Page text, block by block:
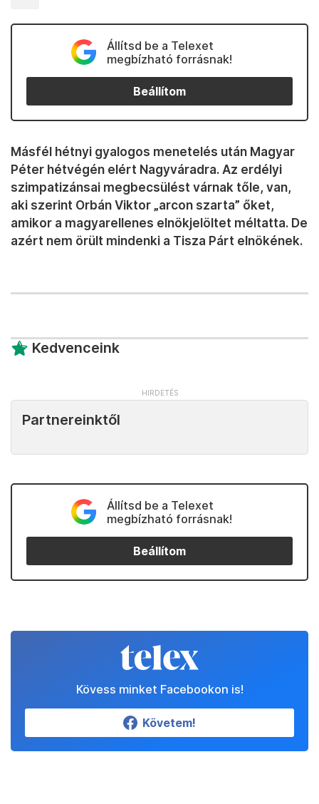
Állítsd be a Telexet
megbízható forrásnak!
Beállítom
Másfél hétnyi gyalogos menetelés után Magyar
Péter hétvégén elért Nagyváradra. Az erdélyi
szimpatizánsai megbecsülést várnak tőle, van,
aki szerint Orbán Viktor „arcon szarta” őket,
amikor a magyarellenes elnökjelöltet méltatta. De
azért nem örült mindenki a Tisza Párt elnökének.
Kedvenceink
Partnereinktől
Állítsd be a Telexet
megbízható forrásnak!
Beállítom
Kövess minket Facebookon is!
Követem!